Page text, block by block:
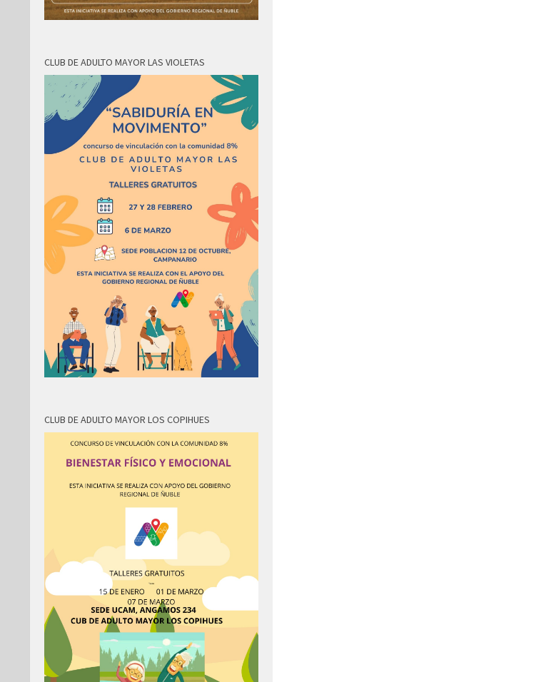
CLUB DE ADULTO MAYOR LAS VIOLETAS
CLUB DE ADULTO MAYOR LOS COPIHUES